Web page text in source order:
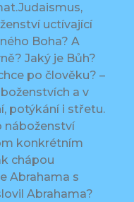
uctívající
Boha? A
Jaký je Bůh?
po člověku? –
a v
potýkání i střetu.
náboženství
konkrétním
chápou
Abrahama s
Abrahama?